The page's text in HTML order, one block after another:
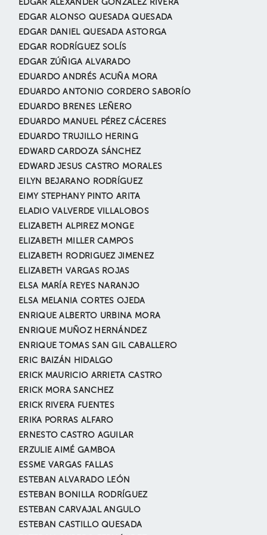
EDGAR ALEXANDER GONZÁLEZ RIVERA
EDGAR ALONSO QUESADA QUESADA
EDGAR DANIEL QUESADA ASTORGA
EDGAR RODRÍGUEZ SOLÍS
EDGAR ZÚÑIGA ALVARADO
EDUARDO ANDRÉS ACUÑA MORA
EDUARDO ANTONIO CORDERO SABORÍO
EDUARDO BRENES LEÑERO
EDUARDO MANUEL PÉREZ CÁCERES
EDUARDO TRUJILLO HERING
EDWARD CARDOZA SÁNCHEZ
EDWARD JESUS CASTRO MORALES
EILYN BEJARANO RODRÍGUEZ
EIMY STEPHANY PINTO ARITA
ELADIO VALVERDE VILLALOBOS
ELIZABETH ALPIREZ MONGE
ELIZABETH MILLER CAMPOS
ELIZABETH RODRIGUEZ JIMENEZ
ELIZABETH VARGAS ROJAS
ELSA MARÍA REYES NARANJO
ELSA MELANIA CORTES OJEDA
ENRIQUE ALBERTO URBINA MORA
ENRIQUE MUÑOZ HERNÁNDEZ
ENRIQUE TOMAS SAN GIL CABALLERO
ERIC BAIZÁN HIDALGO
ERICK MAURICIO ARRIETA CASTRO
ERICK MORA SANCHEZ
ERICK RIVERA FUENTES
ERIKA PORRAS ALFARO
ERNESTO CASTRO AGUILAR
ERZULIE AIMÉ GAMBOA
ESSME VARGAS FALLAS
ESTEBAN ALVARADO LEÓN
ESTEBAN BONILLA RODRÍGUEZ
ESTEBAN CARVAJAL ANGULO
ESTEBAN CASTILLO QUESADA